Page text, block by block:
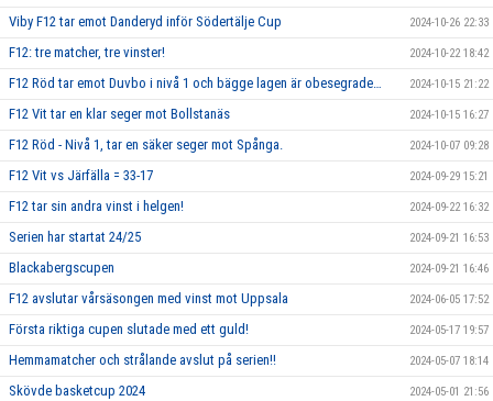
Viby F12 tar emot Danderyd inför Södertälje Cup 2024-10-26 22:33
F12: tre matcher, tre vinster! 2024-10-22 18:42
F12 Röd tar emot Duvbo i nivå 1 och bägge lagen är obesegrade… 2024-10-15 21:22
F12 Vit tar en klar seger mot Bollstanäs 2024-10-15 16:27
F12 Röd - Nivå 1, tar en säker seger mot Spånga. 2024-10-07 09:28
F12 Vit vs Järfälla = 33-17 2024-09-29 15:21
F12 tar sin andra vinst i helgen! 2024-09-22 16:32
Serien har startat 24/25 2024-09-21 16:53
Blackabergscupen 2024-09-21 16:46
F12 avslutar vårsäsongen med vinst mot Uppsala 2024-06-05 17:52
Första riktiga cupen slutade med ett guld! 2024-05-17 19:57
Hemmamatcher och strålande avslut på serien!! 2024-05-07 18:14
Skövde basketcup 2024 2024-05-01 21:56